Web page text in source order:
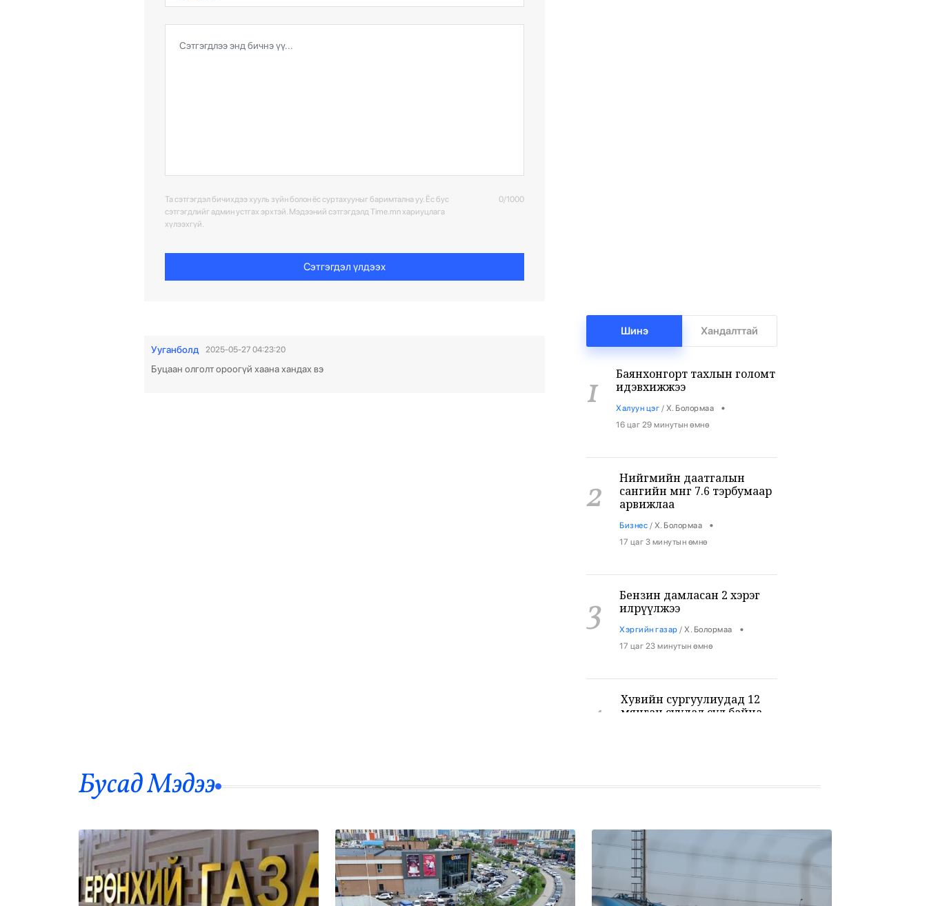
Та сэтгэгдэл бичихдээ хууль зүйн болон ёс суртахууныг баримтална уу. Ёс бус
сэтгэгдлийг админ устгах эрхтэй. Мэдээний сэтгэгдэлд Time.mn хариуцлага
хүлээхгүй.
0/1000
Сэтгэгдэл үлдээх
Ууганболд 2025-05-27 04:23:20
Буцаан олголт ороогүй хаана хандах вэ
Шинэ Хандалттай
1
Баянхонгорт тахлын голомт
идэвхижжээ
Халуун цэг / Х. Болормаа •
16 цаг 29 минутын өмнө
2
Нийгмийн даатгалын
сангийн мөнгө 7.6 тэрбумаар
арвижлаа
Бизнес / Х. Болормаа •
17 цаг 3 минутын өмнө
3
Бензин дамласан 2 хэрэг
илрүүлжээ
Хэргийн газар / Х. Болормаа •
17 цаг 23 минутын өмнө
4
Хувийн сургуулиудад 12
мянган суудал сул байна
5 Дэлхий
18 цаг 49 минутын өмнө
Бусад Mэдээ